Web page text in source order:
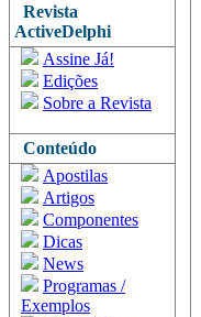
Revista
ActiveDelphi
Assine Já!
Edições
Sobre a Revista
Conteúdo
Apostilas
Artigos
Componentes
Dicas
News
Programas /
Exemplos